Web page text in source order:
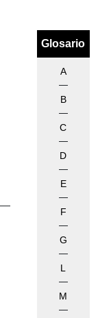
A
B
C
D
E
F
G
L
M